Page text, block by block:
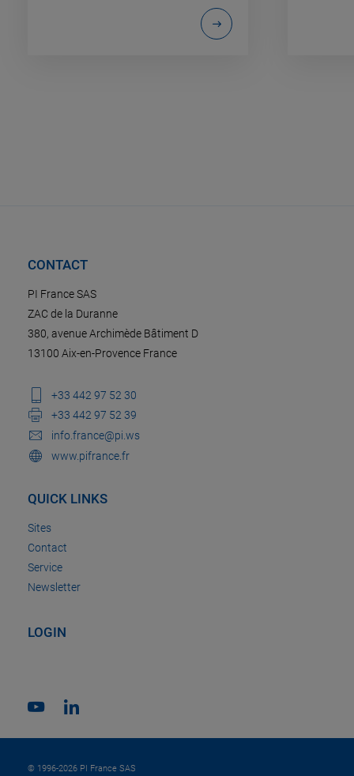
CONTACT
PI France SAS
ZAC de la Duranne
380, avenue Archimède Bâtiment D
13100 Aix-en-Provence France
+33 442 97 52 30
+33 442 97 52 39
info.france@pi.ws
www.pifrance.fr
QUICK LINKS
Sites
Contact
Service
Newsletter
LOGIN
© 1996-2026 PI France SAS